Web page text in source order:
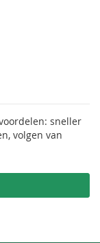
sneller
volgen van